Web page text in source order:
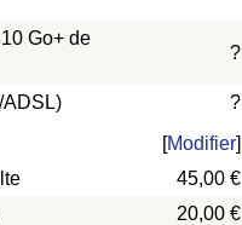
Go+ de
?
ADSL) ?
[Modifier]
45,00 €
20,00 €